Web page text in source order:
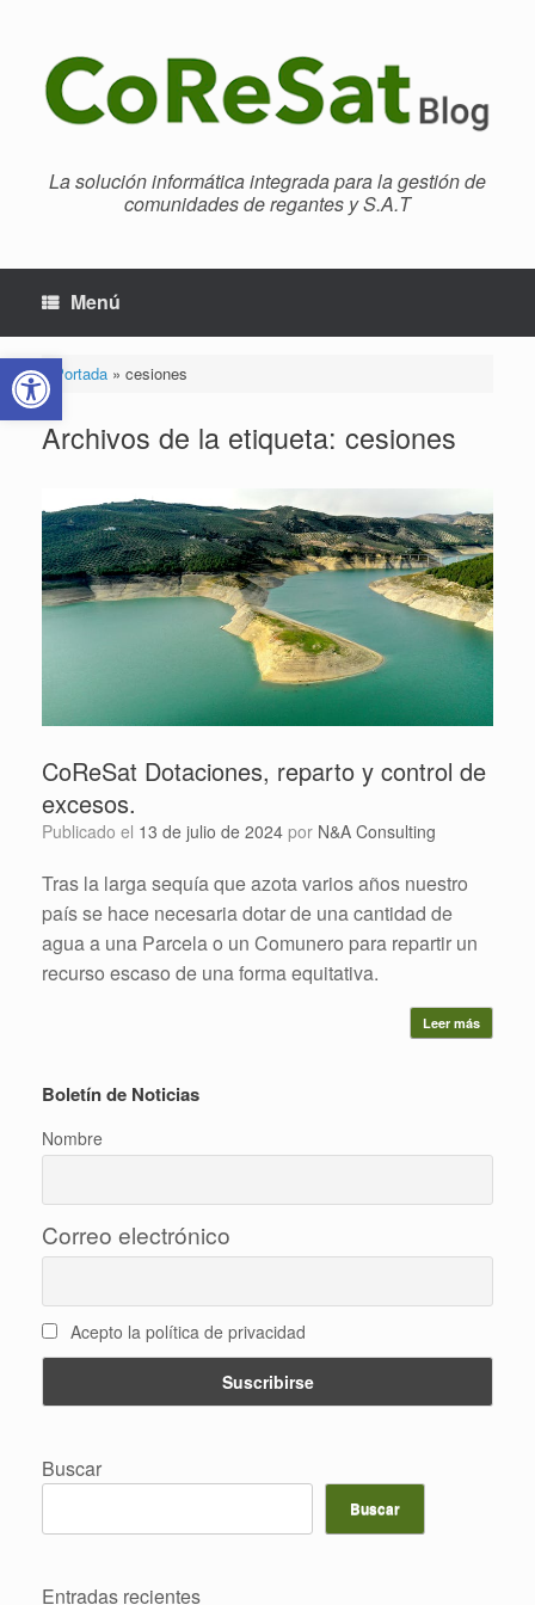
Abrir barra de herramientas
contenido
La solución informática integrada para la gestión de
comunidades de regantes y S.A.T
Menú
Portada» cesiones
Archivos de la etiqueta: cesiones
CoReSat Dotaciones, reparto y control de
excesos.
Publicado el 13 de julio de 2024 por N&A Consulting
Tras la larga sequía que azota varios años nuestro
país se hace necesaria dotar de una cantidad de
agua a una Parcela o un Comunero para repartir un
recurso escaso de una forma equitativa.
Leer más
Boletín de Noticias
Nombre
Correo electrónico
Acepto la política de privacidad
Buscar
Buscar
Entradas recientes